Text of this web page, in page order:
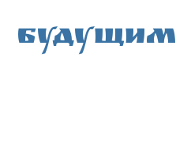
Будущим